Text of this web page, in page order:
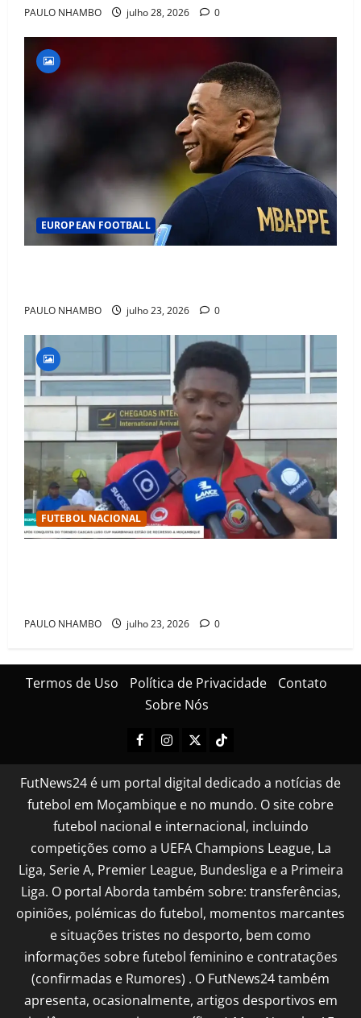
PAULO NHAMBO julho 28, 2026 0
EUROPEAN FOOTBALL
PAULO NHAMBO julho 23, 2026 0
FUTEBOL NACIONAL
PAULO NHAMBO julho 23, 2026 0
Termos de Uso Política de Privacidade
Contato
Sobre Nós
FutNews24 é um portal digital dedicado a notícias de
futebol em Moçambique e no mundo. O site cobre
futebol nacional e internacional, incluindo
competições como a UEFA Champions League, La
Liga, Serie A, Premier League, Bundesliga e a Primeira
Liga. O portal Aborda também sobre: transferências,
opiniões, polémicas do futebol, momentos marcantes
e situações tristes no desporto, bem como
informações sobre futebol feminino e contratações
(confirmadas e Rumores) . O FutNews24 também
apresenta, ocasionalmente, artigos desportivos em